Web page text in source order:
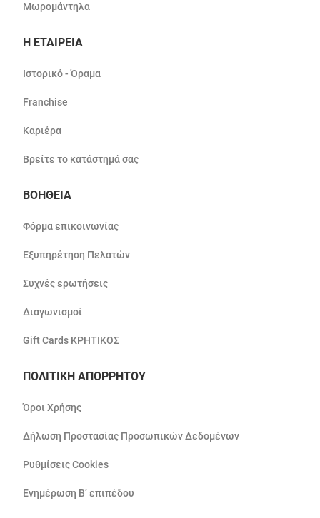
Μωρομάντηλα
Η ΕΤΑΙΡΕΙΑ
Ιστορικό - Όραμα
Franchise
Καριέρα
Βρείτε το κατάστημά σας
ΒΟΗΘΕΙΑ
Φόρμα επικοινωνίας
Εξυπηρέτηση Πελατών
Συχνές ερωτήσεις
Διαγωνισμοί
Gift Cards ΚΡΗΤΙΚΟΣ
ΠΟΛΙΤΙΚΗ ΑΠΟΡΡΗΤΟΥ
Όροι Χρήσης
Δήλωση Προστασίας Προσωπικών Δεδομένων
Ρυθμίσεις Cookies
Ενημέρωση Β’ επιπέδου